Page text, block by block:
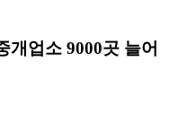
개업소 9000곳 늘어